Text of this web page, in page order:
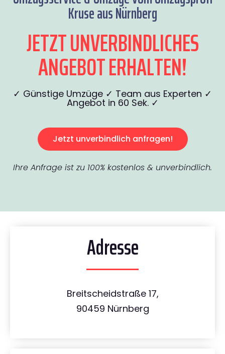
Kruse aus Nürnberg
JETZT UNVERBINDLICHES
ANGEBOT ERHALTEN!
✓ Günstige Umzüge ✓ Team aus Experten ✓
Angebot in 60 Sek. ✓
Jetzt unverbindlich anfragen!
Ihre Anfrage ist zu 100% kostenlos & unverbindlich.
Adresse
Breitscheidstraße 17,
90459 Nürnberg